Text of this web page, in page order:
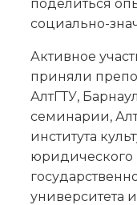
поделиться
социально-
Активное
приняли
АлтГТУ,
семинарии,
института
юридического
университета